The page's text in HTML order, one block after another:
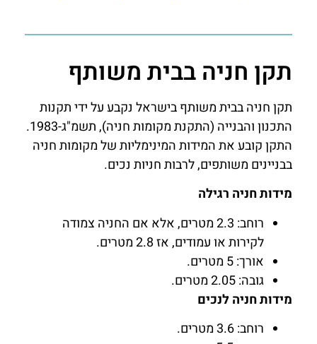
תקן חניה בבית משותף
תקן חניה בבית משותף בישראל נקבע על ידי תקנות
התכנון והבנייה (התקנת מקומות חניה), תשמ"ג-1983.
התקן קובע את המידות המינימליות של מקומות חניה
בבניינים משותפים, לרבות חניות נכים.
מידות חניה רגילה
רוחב: 2.3 מטרים, אלא אם החניה צמודה
לקירות או עמודים, אז 2.8 מטרים.
אורך: 5 מטרים.
גובה: 2.05 מטרים.
מידות חניה לנכים
רוחב: 3.6 מטרים.